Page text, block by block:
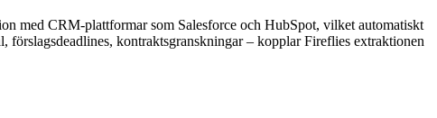
med CRM-plattformar som Salesforce och HubSpot, vilket automatiskt
kontraktsgranskningar – kopplar Fireflies extraktionen